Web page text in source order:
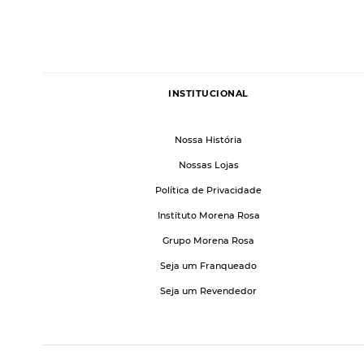
INSTITUCIONAL
Nossa História
Nossas Lojas
Política de Privacidade
Instituto Morena Rosa
Grupo Morena Rosa
Seja um Franqueado
Seja um Revendedor